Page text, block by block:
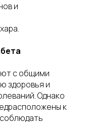
и
с общими
здоровья и
Однако
к